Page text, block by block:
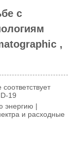
с
,
19
энергию |
и расходные